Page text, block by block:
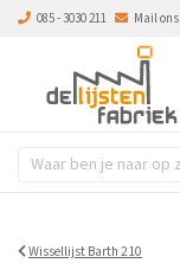
085 - 3030 211 Mail ons
Wissellijst Barth 210